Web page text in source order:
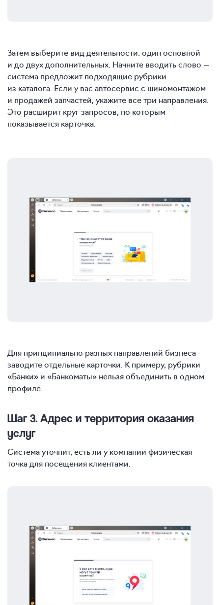
Затем выберите вид деятельности: один основной
и до двух дополнительных. Начните вводить слово —
система предложит подходящие рубрики
из каталога. Если у вас автосервис с шиномонтажом
и продажей запчастей, укажите все три направления.
Это расширит круг запросов, по которым
показывается карточка.
Для принципиально разных направлений бизнеса
заводите отдельные карточки. К примеру, рубрики
«Банки» и «Банкоматы» нельзя объединить в одном
профиле.
Шаг 3. Адрес и территория оказания
услуг
Система уточнит, есть ли у компании физическая
точка для посещения клиентами.